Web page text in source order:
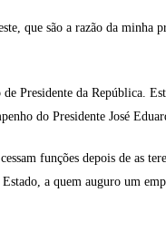
que são a razão da
Presidente da República.
do Presidente José
funções depois de as
a quem auguro um